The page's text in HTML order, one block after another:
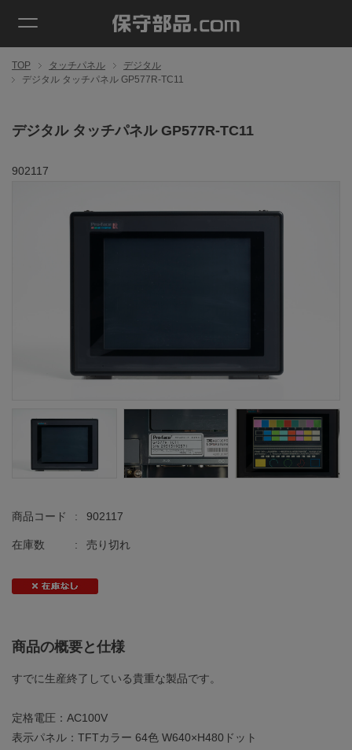
TOP タッチパネル
デジタル
デジタル タッチパネル GP577R-TC11
デジタル タッチパネル GP577R-TC11
902117
商品コード : 902117
在庫数 : 売り切れ
商品の概要と仕様
すでに生産終了している貴重な製品です。
定格電圧：AC100V
表示パネル：TFTカラー 64色 W640×H480ドット